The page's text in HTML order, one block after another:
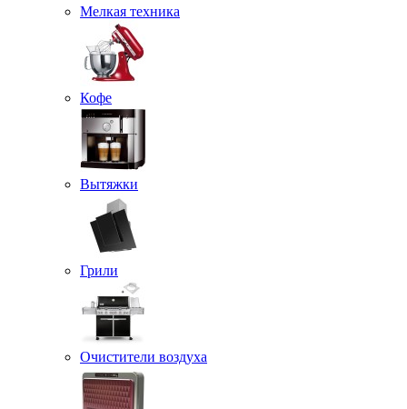
Мелкая техника
Кофе
Вытяжки
Грили
Очистители воздуха